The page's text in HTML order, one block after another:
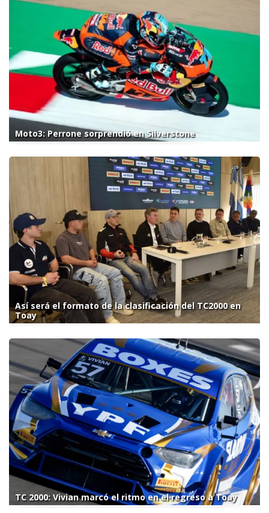
Moto3: Perrone sorprendió en Silverstone
Así será el formato de la clasificación del TC2000 en
Toay
TC 2000: Vivian marcó el ritmo en el regreso a Toay